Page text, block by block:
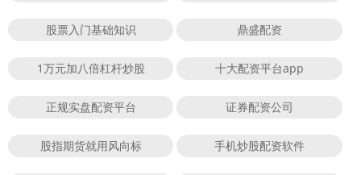
股票入门基础知识 鼎盛配资
1万元加八倍杠杆炒股 十大配资平台app
正规实盘配资平台 证券配资公司
股指期货就用风向标 手机炒股配资软件